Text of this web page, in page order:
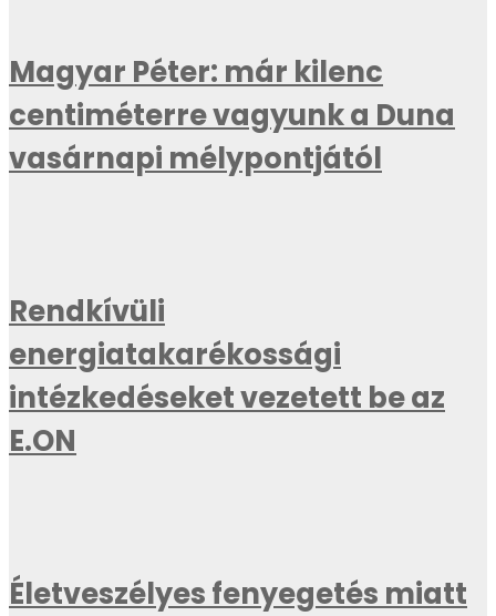
Magyar Péter: már kilenc
centiméterre vagyunk a Duna
vasárnapi mélypontjától
Rendkívüli
energiatakarékossági
intézkedéseket vezetett be az
E.ON
Életveszélyes fenyegetés miatt